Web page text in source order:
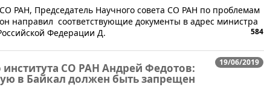
РАН, Председатель Научного совета СО РАН по проблемам
направил соответствующие документы в адрес министра
Федерации Д.
584
19/06/2019
СО РАН Андрей Федотов:
в Байкал должен быть запрещен